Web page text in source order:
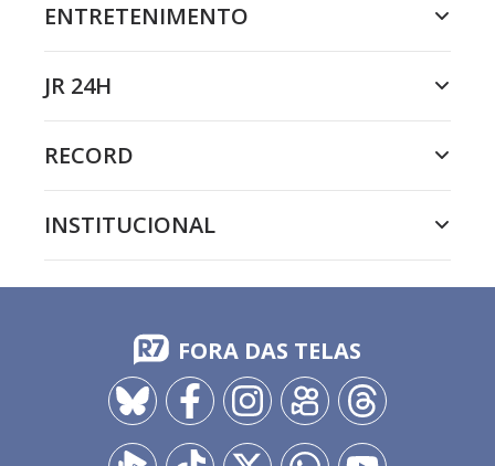
ENTRETENIMENTO
JR 24H
RECORD
INSTITUCIONAL
FORA DAS TELAS